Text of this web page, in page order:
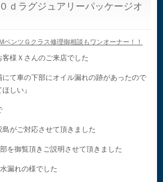
ｄラグジュアリーパッケージオ
MベンツＧクラス修理御相談もワンオーナー！！
客様Ｘさんのご来店でした
にて車の下部にオイル漏れの跡があったので
しい』
島がご対応させて頂きました
を御覧頂きご説明させて頂きました
漏れの様でした